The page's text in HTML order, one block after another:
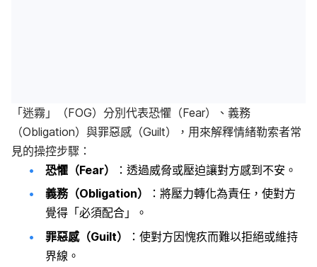
「迷霧」（FOG）分別代表恐懼（Fear）、義務
（Obligation）與罪惡感（Guilt），用來解釋情緒勒索者常
見的操控步驟：
恐懼（Fear）
：透過威脅或壓迫讓對方感到不安。
義務（Obligation）
：將壓力轉化為責任，使對方
覺得「必須配合」。
罪惡感（Guilt）
：使對方因愧疚而難以拒絕或維持
界線。